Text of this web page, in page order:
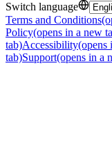
Switch language
Terms and Conditions
Policy(opens in a new
tab)Accessibility(opens
tab)Support(opens in a